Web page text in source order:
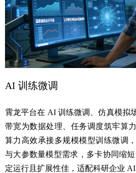
AI 训练微调
霄龙平台在 AI 训练微调、仿真模拟
带宽为数据处理、任务调度筑牢算
算力高效承接多规模模型训练微调
与大参数量模型需求，多卡协同缩
定运行且扩展性佳，适配科研企业 AI